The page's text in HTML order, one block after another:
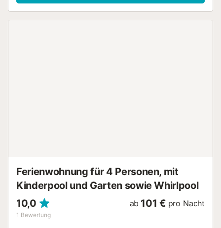
Babybett, Haartrockner. Internet (WLAN, gratis). Bitte
Ferienwohnung für 4 Personen, mit
Kinderpool und Garten sowie Whirlpool
10,0
1 Bewertung
ab 101 € pro Nacht